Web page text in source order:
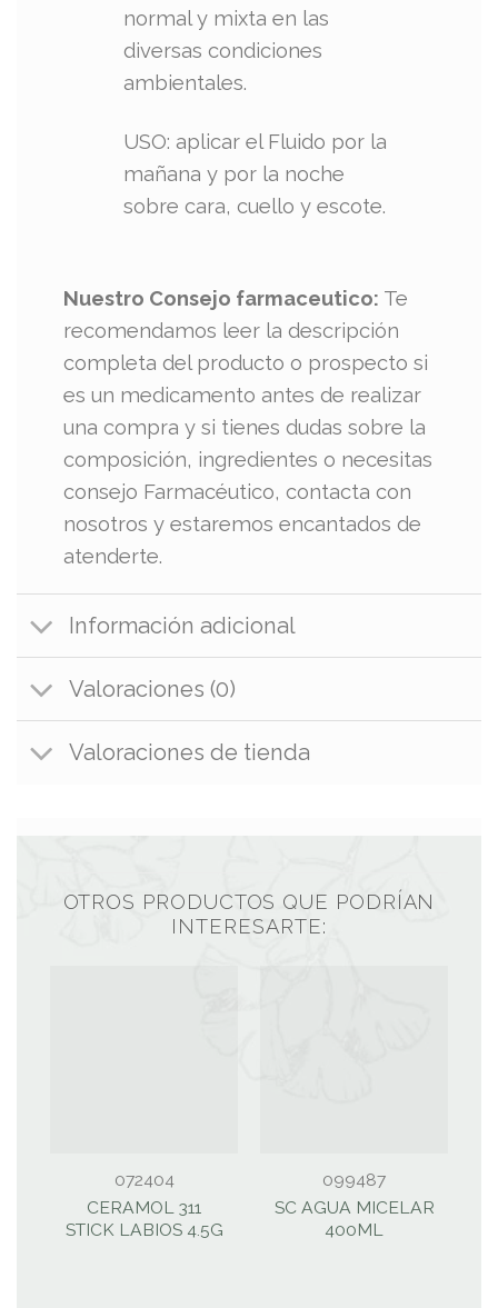
normal y mixta en las
diversas condiciones
ambientales.
USO: aplicar el Fluido por la
mañana y por la noche
sobre cara, cuello y escote.
Nuestro Consejo farmaceutico: Te
recomendamos leer la descripción
completa del producto o prospecto si
es un medicamento antes de realizar
una compra y si tienes dudas sobre la
composición, ingredientes o necesitas
consejo Farmacéutico, contacta con
nosotros y estaremos encantados de
atenderte.
Información adicional
Valoraciones (0)
Valoraciones de tienda
OTROS PRODUCTOS QUE PODRÍAN
INTERESARTE:
072404
CERAMOL 311
STICK LABIOS 4.5G
099487
SC AGUA MICELAR
400ML